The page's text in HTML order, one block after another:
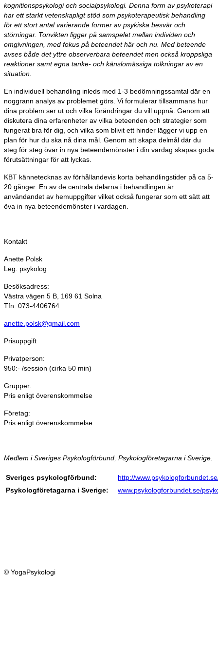
kognitionspsykologi och socialpsykologi. Denna form av psykoterapi
har ett starkt vetenskapligt stöd som psykoterapeutisk behandling
för ett stort antal varierande former av psykiska besvär och
störningar. Tonvikten ligger på samspelet mellan individen och
omgivningen, med fokus på beteendet här och nu. Med beteende
avses både det yttre observerbara beteendet men också kroppsliga
reaktioner samt egna tanke- och känslomässiga tolkningar av en
situation.
En individuell behandling inleds med 1-3 bedömningssamtal där en
noggrann analys av problemet görs. Vi formulerar tillsammans hur
dina problem ser ut och vilka förändringar du vill uppnå. Genom att
diskutera dina erfarenheter av vilka beteenden och strategier som
fungerat bra för dig, och vilka som blivit ett hinder lägger vi upp en
plan för hur du ska nå dina mål. Genom att skapa delmål där du
steg för steg övar in nya beteendemönster i din vardag skapas goda
förutsättningar för att lyckas.
KBT kännetecknas av förhållandevis korta behandlingstider på ca 5-
20 gånger. En av de centrala delarna i behandlingen är
användandet av hemuppgifter vilket också fungerar som ett sätt att
öva in nya beteendemönster i vardagen.
Kontakt
Anette Polsk
Leg. psykolog
Besöksadress:
Västra vägen 5 B, 169 61 Solna
Tfn: 073-4406764
anette.polsk@gmail.com
Prisuppgift
Privatperson:
950:- /session (cirka 50 min)
Grupper:
Pris enligt överenskommelse
Företag:
Pris enligt överenskommelse.
Medlem i Sveriges Psykologförbund, Psykologföretagarna i Sverige.
Sveriges psykologförbund:
http://
Psykologföretagarna i Sverige:
www.psykologforbundet.se/
© YogaPsykologi